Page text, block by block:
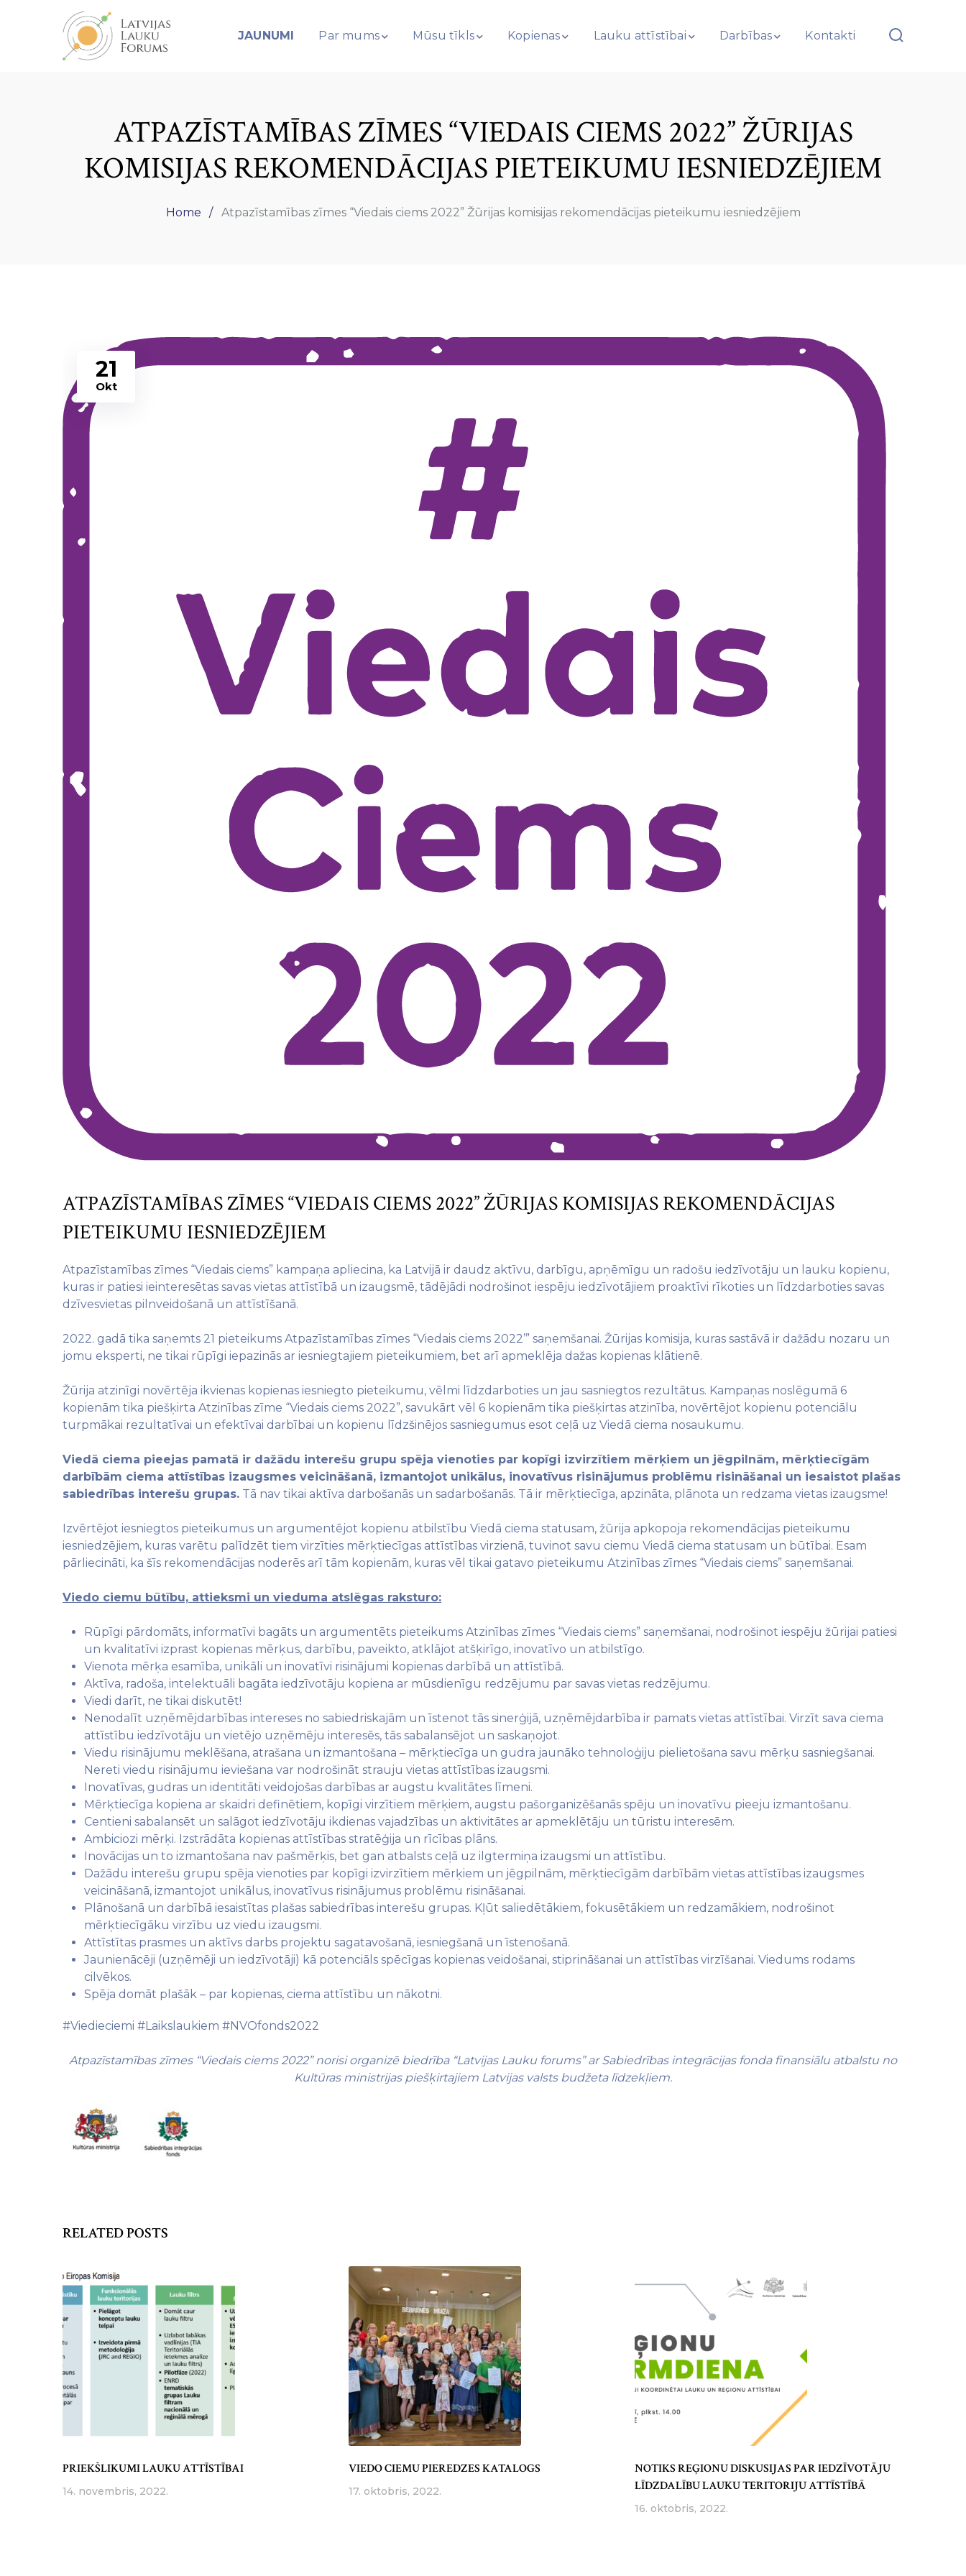
JAUNUMI Par mums Mūsu tīkls Kopienas Lauku attīstībai Darbības Kontakti
ATPAZĪSTAMĪBAS ZĪMES “VIEDAIS CIEMS 2022” ŽŪRIJAS
KOMISIJAS REKOMENDĀCIJAS PIETEIKUMU IESNIEDZĒJIEM
Home Atpazīstamības zīmes “Viedais ciems 2022” Žūrijas komisijas rekomendācijas pieteikumu iesniedzējiem
21
Okt
ATPAZĪSTAMĪBAS ZĪMES “VIEDAIS CIEMS 2022” ŽŪRIJAS KOMISIJAS REKOMENDĀCIJAS
PIETEIKUMU IESNIEDZĒJIEM
Atpazīstamības zīmes “Viedais ciems” kampaņa apliecina, ka Latvijā ir daudz aktīvu, darbīgu, apņēmīgu un radošu iedzīvotāju un lauku kopienu,
kuras ir patiesi ieinteresētas savas vietas attīstībā un izaugsmē, tādējādi nodrošinot iespēju iedzīvotājiem proaktīvi rīkoties un līdzdarboties savas
dzīvesvietas pilnveidošanā un attīstīšanā.
2022. gadā tika saņemts 21 pieteikums Atpazīstamības zīmes “Viedais ciems 2022’” saņemšanai. Žūrijas komisija, kuras sastāvā ir dažādu nozaru un
jomu eksperti, ne tikai rūpīgi iepazinās ar iesniegtajiem pieteikumiem, bet arī apmeklēja dažas kopienas klātienē.
Žūrija atzinīgi novērtēja ikvienas kopienas iesniegto pieteikumu, vēlmi līdzdarboties un jau sasniegtos rezultātus. Kampaņas noslēgumā 6
kopienām tika piešķirta Atzinības zīme “Viedais ciems 2022”, savukārt vēl 6 kopienām tika piešķirtas atzinība, novērtējot kopienu potenciālu
turpmākai rezultatīvai un efektīvai darbībai un kopienu līdzšinējos sasniegumus esot ceļā uz Viedā ciema nosaukumu.
Viedā ciema pieejas pamatā ir dažādu interešu grupu spēja vienoties par kopīgi izvirzītiem mērķiem un jēgpilnām, mērķtiecīgām
darbībām ciema attīstības izaugsmes veicināšanā, izmantojot unikālus, inovatīvus risinājumus problēmu risināšanai un iesaistot plašas
sabiedrības interešu grupas. Tā nav tikai aktīva darbošanās un sadarbošanās. Tā ir mērķtiecīga, apzināta, plānota un redzama vietas izaugsme!
Izvērtējot iesniegtos pieteikumus un argumentējot kopienu atbilstību Viedā ciema statusam, žūrija apkopoja rekomendācijas pieteikumu
iesniedzējiem, kuras varētu palīdzēt tiem virzīties mērķtiecīgas attīstības virzienā, tuvinot savu ciemu Viedā ciema statusam un būtībai. Esam
pārliecināti, ka šīs rekomendācijas noderēs arī tām kopienām, kuras vēl tikai gatavo pieteikumu Atzinības zīmes “Viedais ciems” saņemšanai.
Viedo ciemu būtību, attieksmi un vieduma atslēgas raksturo:
Rūpīgi pārdomāts, informatīvi bagāts un argumentēts pieteikums Atzinības zīmes “Viedais ciems” saņemšanai, nodrošinot iespēju žūrijai patiesi
un kvalitatīvi izprast kopienas mērķus, darbību, paveikto, atklājot atšķirīgo, inovatīvo un atbilstīgo.
Vienota mērķa esamība, unikāli un inovatīvi risinājumi kopienas darbībā un attīstībā.
Aktīva, radoša, intelektuāli bagāta iedzīvotāju kopiena ar mūsdienīgu redzējumu par savas vietas redzējumu.
Viedi darīt, ne tikai diskutēt!
Nenodalīt uzņēmējdarbības intereses no sabiedriskajām un īstenot tās sinerģijā, uzņēmējdarbība ir pamats vietas attīstībai. Virzīt sava ciema
attīstību iedzīvotāju un vietējo uzņēmēju interesēs, tās sabalansējot un saskaņojot.
Viedu risinājumu meklēšana, atrašana un izmantošana – mērķtiecīga un gudra jaunāko tehnoloģiju pielietošana savu mērķu sasniegšanai.
Nereti viedu risinājumu ieviešana var nodrošināt strauju vietas attīstības izaugsmi.
Inovatīvas, gudras un identitāti veidojošas darbības ar augstu kvalitātes līmeni.
Mērķtiecīga kopiena ar skaidri definētiem, kopīgi virzītiem mērķiem, augstu pašorganizēšanās spēju un inovatīvu pieeju izmantošanu.
Centieni sabalansēt un salāgot iedzīvotāju ikdienas vajadzības un aktivitātes ar apmeklētāju un tūristu interesēm.
Ambiciozi mērķi. Izstrādāta kopienas attīstības stratēģija un rīcības plāns.
Inovācijas un to izmantošana nav pašmērķis, bet gan atbalsts ceļā uz ilgtermiņa izaugsmi un attīstību.
Dažādu interešu grupu spēja vienoties par kopīgi izvirzītiem mērķiem un jēgpilnām, mērķtiecīgām darbībām vietas attīstības izaugsmes
veicināšanā, izmantojot unikālus, inovatīvus risinājumus problēmu risināšanai.
Plānošanā un darbībā iesaistītas plašas sabiedrības interešu grupas. Kļūt saliedētākiem, fokusētākiem un redzamākiem, nodrošinot
mērķtiecīgāku virzību uz viedu izaugsmi.
Attīstītas prasmes un aktīvs darbs projektu sagatavošanā, iesniegšanā un īstenošanā.
Jaunienācēji (uzņēmēji un iedzīvotāji) kā potenciāls spēcīgas kopienas veidošanai, stiprināšanai un attīstības virzīšanai. Viedums rodams
cilvēkos.
Spēja domāt plašāk – par kopienas, ciema attīstību un nākotni.
#Viedieciemi #Laikslaukiem #NVOfonds2022
Atpazīstamības zīmes “Viedais ciems 2022” norisi organizē biedrība “Latvijas Lauku forums” ar Sabiedrības integrācijas fonda finansiālu atbalstu no
Kultūras ministrijas piešķirtajiem Latvijas valsts budžeta līdzekļiem.
RELATED POSTS
PRIEKŠLIKUMI LAUKU ATTĪSTĪBAI
14. novembris, 2022.
VIEDO CIEMU PIEREDZES KATALOGS
17. oktobris, 2022.
NOTIKS REĢIONU DISKUSIJAS PAR IEDZĪVOTĀJU
LĪDZDALĪBU LAUKU TERITORIJU ATTĪSTĪBĀ
16. oktobris, 2022.